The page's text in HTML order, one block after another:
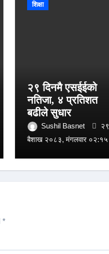
शिक्षा
२९ दिनमै एसईईको
नतिजा, ४ प्रतिशत
बढीले सुधार
Sushil Basnet
२९
बैशाख २०८३, मंगलवार ०२:१५
*